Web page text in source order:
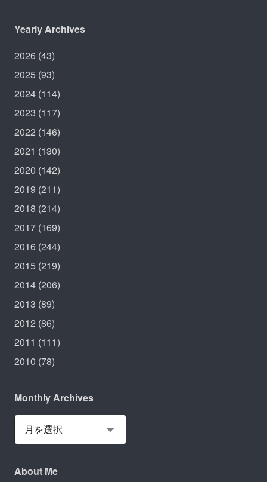
Yearly Archives
2026 (43)
2025 (93)
2024 (114)
2023 (117)
2022 (146)
2021 (130)
2020 (142)
2019 (211)
2018 (214)
2017 (169)
2016 (244)
2015 (219)
2014 (206)
2013 (89)
2012 (86)
2011 (111)
2010 (78)
Monthly Archives
About Me